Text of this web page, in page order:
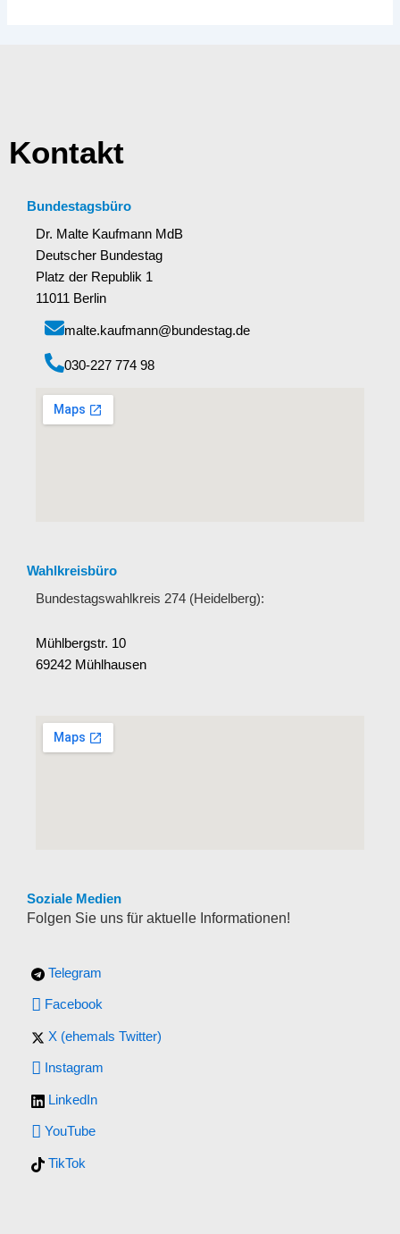
Kontakt
Bundestagsbüro
Dr. Malte Kaufmann MdB
Deutscher Bundestag
Platz der Republik 1
11011 Berlin
malte.kaufmann@bundestag.de
‭030-227 774 98‬
Wahlkreisbüro
Bundestagswahlkreis 274 (Heidelberg):
Mühlbergstr. 10
69242 Mühlhausen
Soziale Medien
Folgen Sie uns für aktuelle Informationen!
Telegram
Facebook
X (ehemals Twitter)
Instagram
LinkedIn
YouTube
TikTok